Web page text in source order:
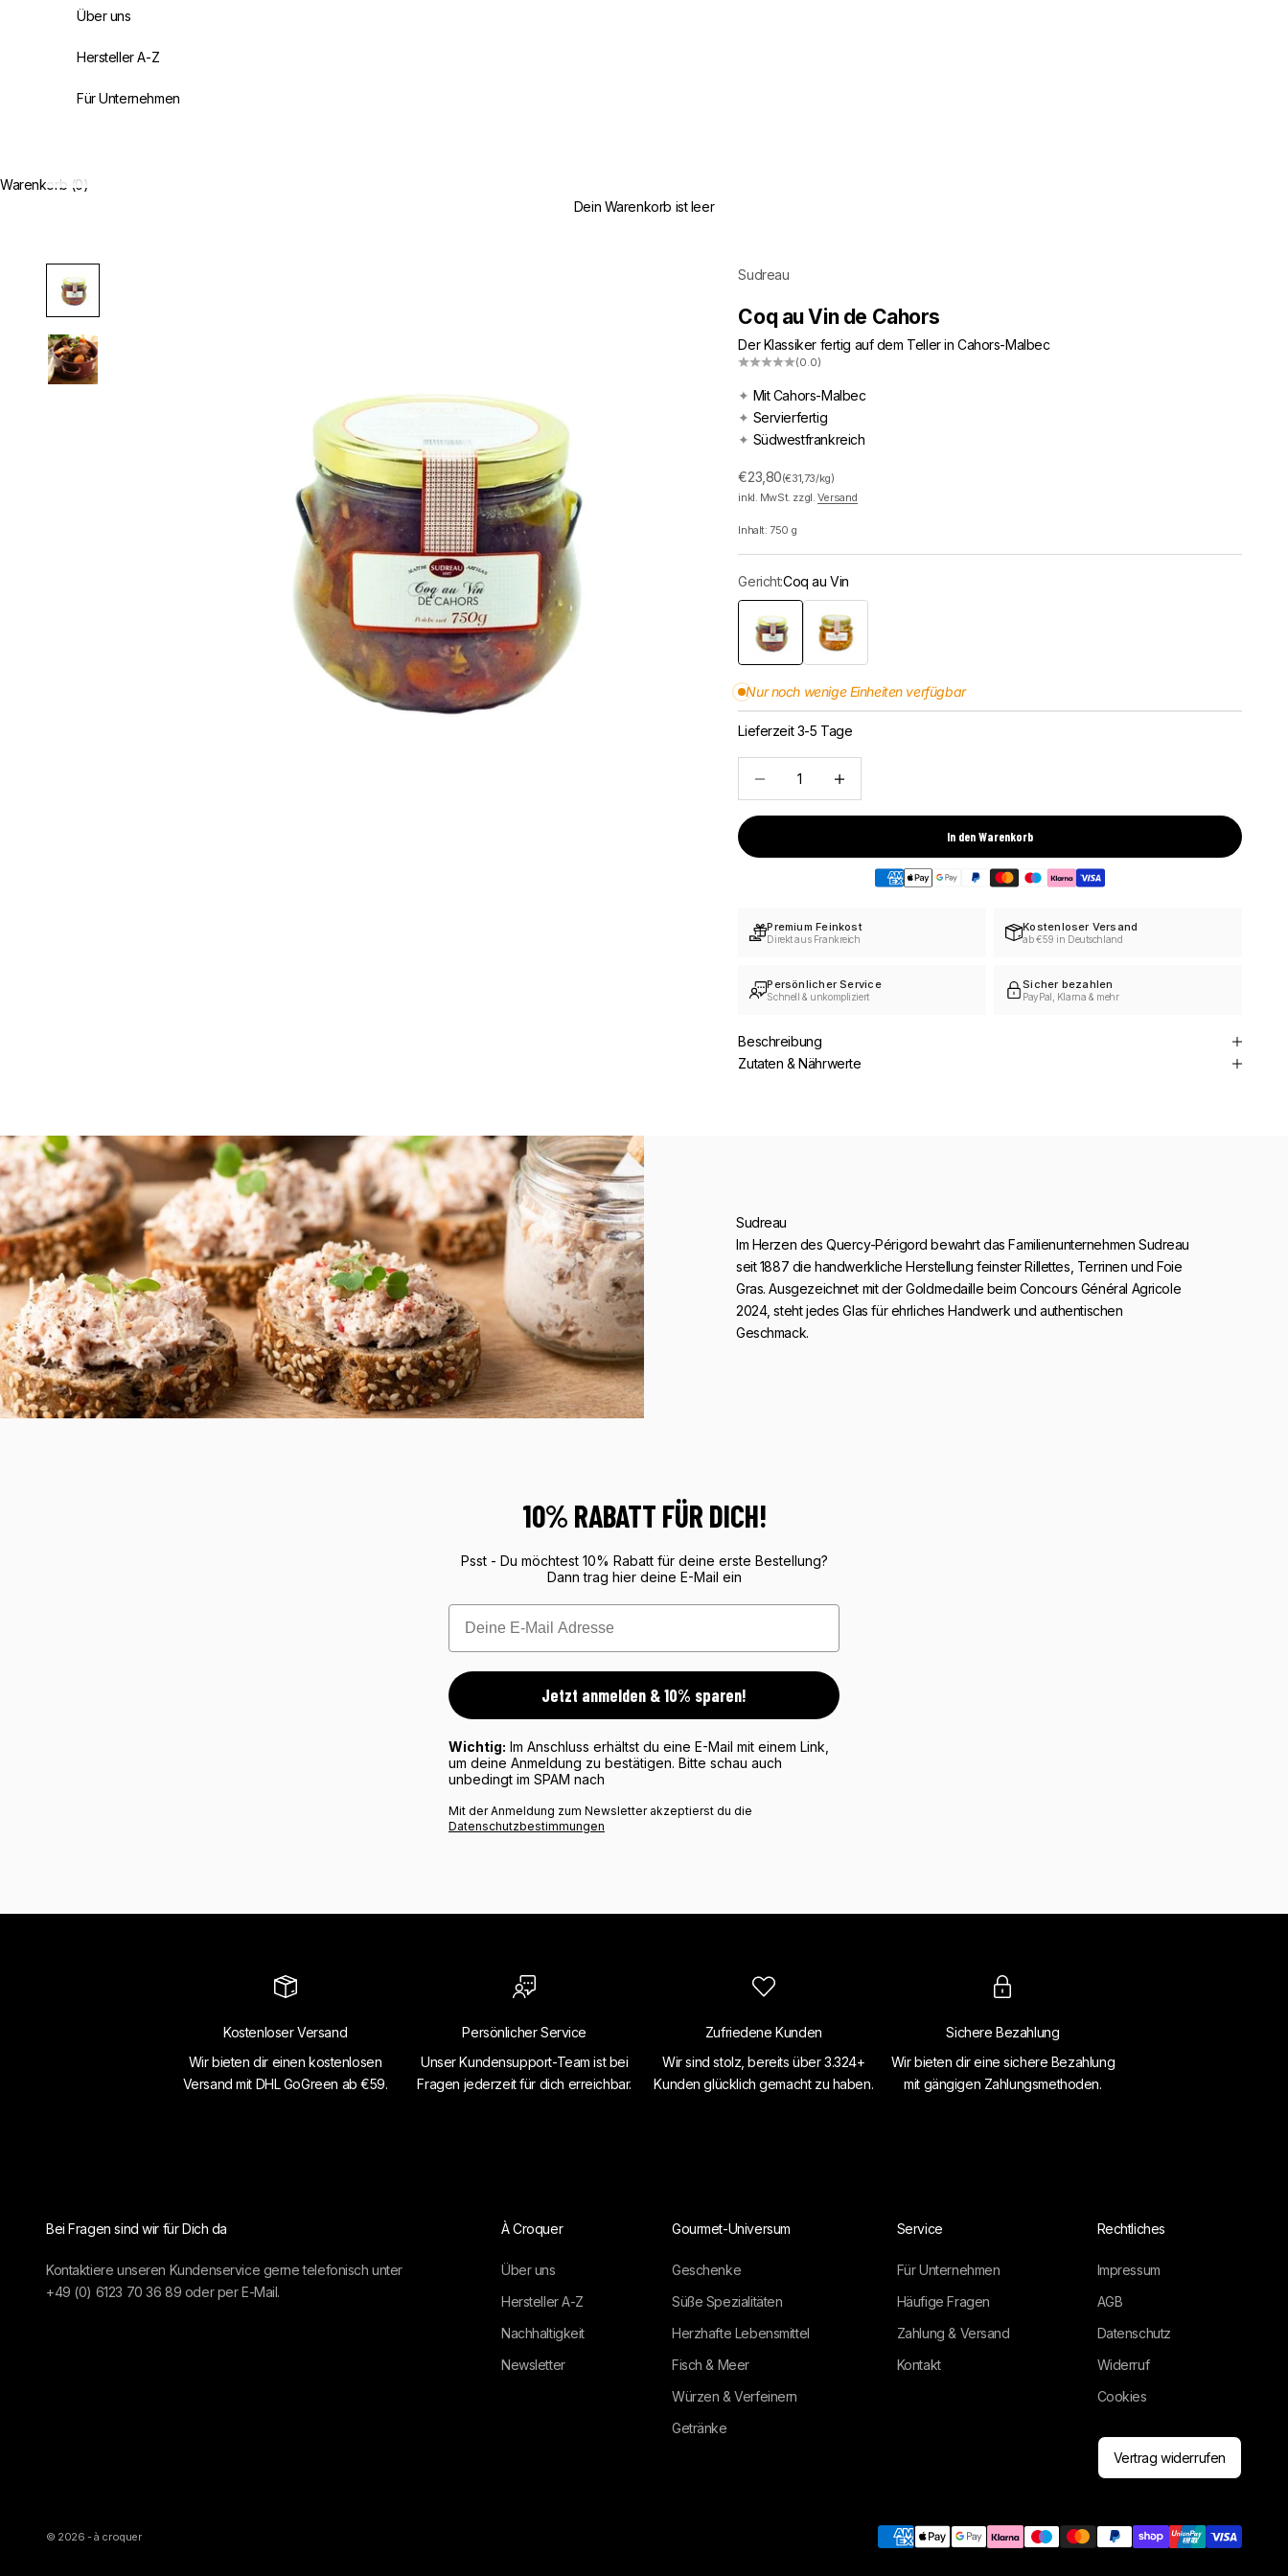
Über uns
Hersteller A-Z
Für Unternehmen
Warenkorb (0)
Dein Warenkorb ist leer
Sudreau
Coq au Vin de Cahors
Der Klassiker fertig auf dem Teller in Cahors-Malbec
(0.0)
✦ Mit Cahors-Malbec
✦ Servierfertig
✦ Südwestfrankreich
Angebot
€23,80(€31,73/kg)
inkl. MwSt. zzgl. Versand
Inhalt:750 g
Gericht:Coq au Vin
Cassoulet Gastronomique
Nur noch wenige Einheiten verfügbar
Lieferzeit 3-5 Tage
In den Warenkorb
Premium Feinkost
Direkt aus Frankreich
Kostenloser Versand
ab €59 in Deutschland
Persönlicher Service
Schnell & unkompliziert
Sicher bezahlen
PayPal, Klarna & mehr
Beschreibung
Zutaten & Nährwerte
Sudreau
Im Herzen des Quercy-Périgord bewahrt das Familienunternehmen Sudreau
seit 1887 die handwerkliche Herstellung feinster Rillettes, Terrinen und Foie
Gras. Ausgezeichnet mit der Goldmedaille beim Concours Général Agricole
2024, steht jedes Glas für ehrliches Handwerk und authentischen
Geschmack.
10% RABATT FÜR DICH!
Psst - Du möchtest 10% Rabatt für deine erste Bestellung?
Dann trag hier deine E-Mail ein
Email
Jetzt anmelden & 10% sparen!
Wichtig: Im Anschluss erhältst du eine E-Mail mit einem Link,
um deine Anmeldung zu bestätigen. Bitte schau auch
unbedingt im SPAM nach
Mit der Anmeldung zum Newsletter akzeptierst du die
Datenschutzbestimmungen
Kostenloser Versand
Wir bieten dir einen kostenlosen
Versand mit DHL GoGreen ab €59.
Persönlicher Service
Unser Kundensupport-Team ist bei
Fragen jederzeit für dich erreichbar.
Zufriedene Kunden
Wir sind stolz, bereits über 3.324+
Kunden glücklich gemacht zu haben.
Sichere Bezahlung
Wir bieten dir eine sichere Bezahlung
mit gängigen Zahlungsmethoden.
Bei Fragen sind wir für Dich da
Kontaktiere unseren Kundenservice gerne telefonisch unter
+49 (0) 6123 70 36 89 oder perE-Mail.
À Croquer
Über uns
Hersteller A-Z
Nachhaltigkeit
Newsletter
Gourmet-Universum
Geschenke
Süße Spezialitäten
Herzhafte Lebensmittel
Fisch & Meer
Würzen & Verfeinern
Getränke
Service
Für Unternehmen
Häufige Fragen
Zahlung & Versand
Kontakt
Rechtliches
Impressum
AGB
Datenschutz
Widerruf
Cookies
Vertrag widerrufen
© 2026 - à croquer